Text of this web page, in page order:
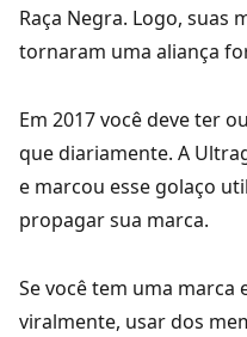
Raça Negra. Logo, suas
tornaram uma aliança
Em 2017 você deve ter
que diariamente. A
e marcou esse golaço
propagar sua marca.
Se você tem uma marca
viralmente, usar dos